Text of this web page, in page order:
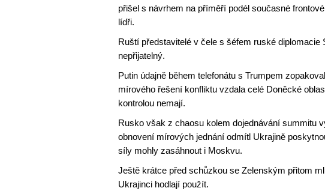
přišel s návrhem na příměří podél současné
lídři.
Ruští představitelé v čele s šéfem ruské
nepřijatelný.
Putin údajně během telefonátu s Trumpem
mírového řešení konfliktu vzdala celé Doněcké
kontrolou nemají.
Rusko však z chaosu kolem dojednávání summitu
obnovení mírových jednání odmítl Ukrajině
síly mohly zasáhnout i Moskvu.
Ještě krátce před schůzkou se Zelenským přitom
Ukrajinci hodlají použít.